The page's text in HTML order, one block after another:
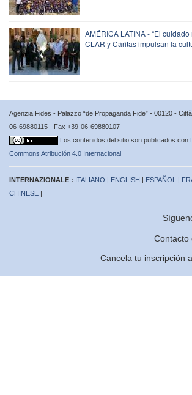
AMÉRICA LATINA - “El cuidado
CLAR y Cáritas impulsan la
Agenzia Fides - Palazzo “de Propaganda Fide” - 00120 -
06-69880115 - Fax +39-06-69880107
Los contenidos del sitio son publicados con
Commons Atribución 4.0 Internacional
INTERNAZIONALE : ITALIANO | ENGLISH | ESPAÑOL |
CHINESE |
Contacto
Cancela tu inscripción